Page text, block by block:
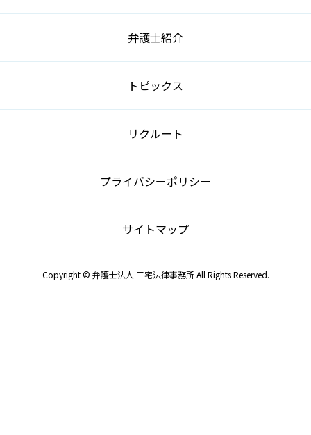
弁護士紹介
トピックス
リクルート
プライバシーポリシー
サイトマップ
Copyright © 弁護士法人 三宅法律事務所 All Rights Reserved.